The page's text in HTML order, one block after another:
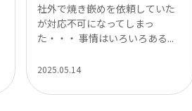
2025.05.14
社外で焼き嵌めを依頼していた
が対応不可になってしまっ
た・・・ 事情はいろいろある...